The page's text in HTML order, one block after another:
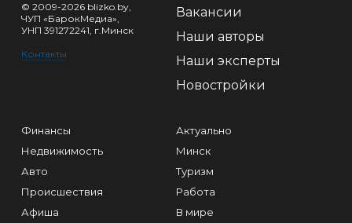
© 2009-2026 blizko.by,
ЧУП «БарокМедиа»,
УНП 391272241, г.Минск
Контакты
Вакансии
Наши авторы
Наши эксперты
Новостройки
Финансы
Недвижимость
Авто
Происшествия
Афиша
Актуально
Минск
Туризм
Работа
В мире